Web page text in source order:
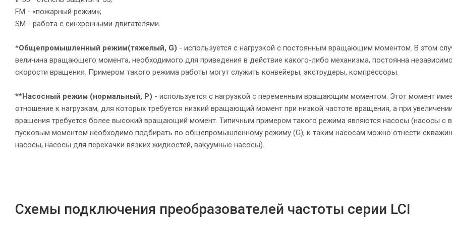
FM - «пожарный режим»;
SM - работа с синхронными двигателями.
*Общепромышленный режим(тяжелый, G) - используется с нагрузкой с постоянным вращающим моментом. В этом
величина вращающего момента, необходимого для приведения в действие какого-либо механизма, постоянна
скорости вращения. Примером такого режима работы могут служить конвейеры, экструдеры, компрессоры.
**Насосный режим (нормальный, P) - используется с нагрузкой с переменным вращающим моментом. Этот момент
отношение к нагрузкам, для которых требуется низкий вращающий момент при низкой частоте вращения, а при
вращения требуется более высокий вращающий момент. Типичным примером такого режима являются насосы (насосы с
пусковым моментом необходимо подбирать по общепромышленному режиму (G), к таким насосам можно отнести
насосы, насосы для перекачки вязких жидкостей, вакуумные насосы).
Схемы подключения преобразователей частоты серии LCI